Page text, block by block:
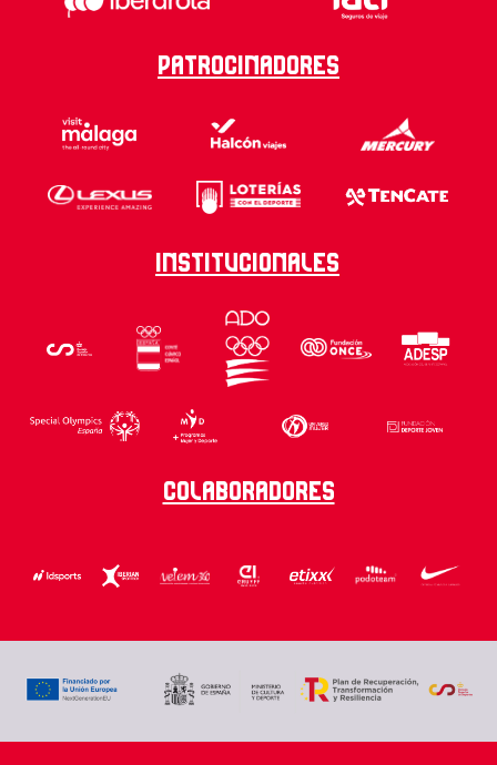
Patrocinadores
Institucionales
Colaboradores